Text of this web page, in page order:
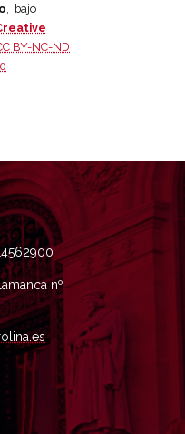
, bajo
BY-NC-ND
nº
DEL FORMULARIO DE